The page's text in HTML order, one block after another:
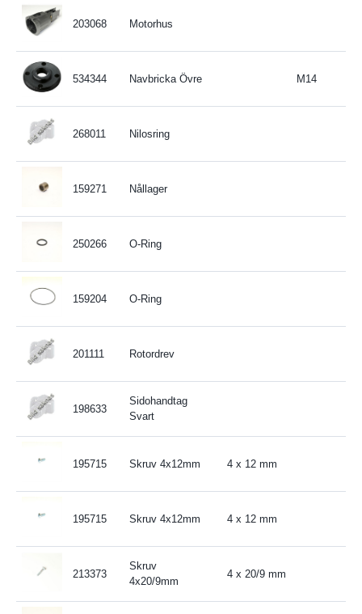
203068 Motorhus
534344 Navbricka Övre M14
268011 Nilosring
159271 Nållager
250266 O-Ring
159204 O-Ring
201111 Rotordrev
198633
Sidohandtag
Svart
195715 Skruv 4x12mm 4 x 12 mm
195715 Skruv 4x12mm 4 x 12 mm
213373
Skruv
4x20/9mm
4 x 20/9 mm